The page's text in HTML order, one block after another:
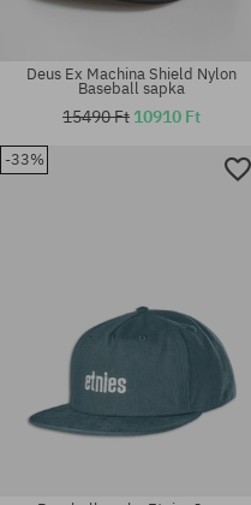
Deus Ex Machina Shield Nylon
Baseball sapka
15490 Ft 10910 Ft
-33%